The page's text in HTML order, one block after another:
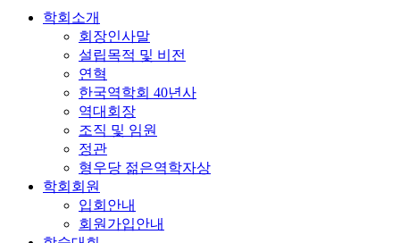
학회소개
회장인사말
설립목적 및 비전
연혁
한국역학회 40년사
역대회장
조직 및 임원
정관
형우당 젊은역학자상
학회회원
입회안내
회원가입안내